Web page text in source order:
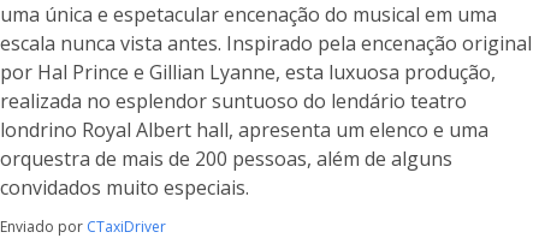
uma única e espetacular encenação do musical em uma
escala nunca vista antes. Inspirado pela encenação original
por Hal Prince e Gillian Lyanne, esta luxuosa produção,
realizada no esplendor suntuoso do lendário teatro
londrino Royal Albert hall, apresenta um elenco e uma
orquestra de mais de 200 pessoas, além de alguns
convidados muito especiais.
Enviado por CTaxiDriver